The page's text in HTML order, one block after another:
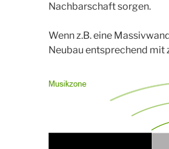
Nachbarschaft sorgen.
Wenn z.B. eine
Neubau entsprechend mit